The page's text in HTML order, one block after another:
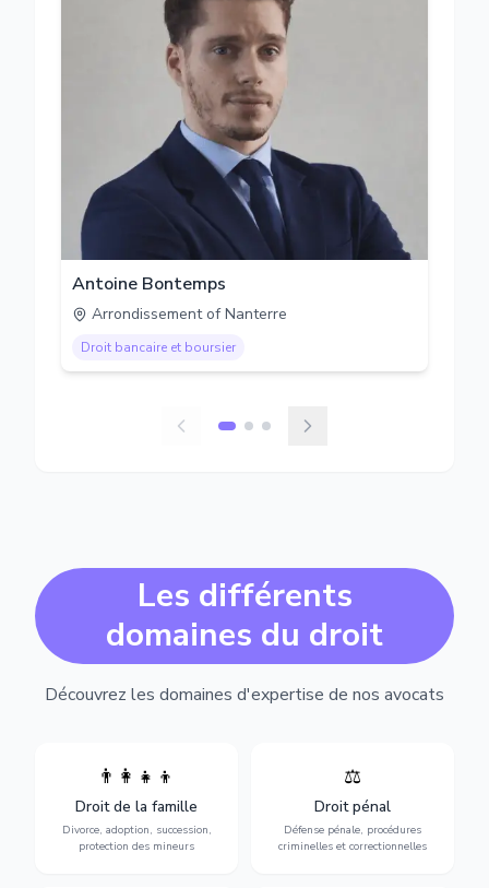
Antoine Bontemps
Arrondissement of Nanterre
Droit bancaire et boursier
Les différents
domaines du droit
Découvrez les domaines d'expertise de nos avocats
👨‍👩‍👧‍👦
Droit de la famille
Divorce, adoption, succession,
protection des mineurs
Divorce, garde d'enfants,
adoption, succession et
protection des personnes
vulnérables.
⚖️
Droit pénal
Défense pénale, procédures
criminelles et correctionnelles
Expertise en matière pénale,
vue jusqu'au procès, pour
toute affaire correctionnelle
ou criminelle.